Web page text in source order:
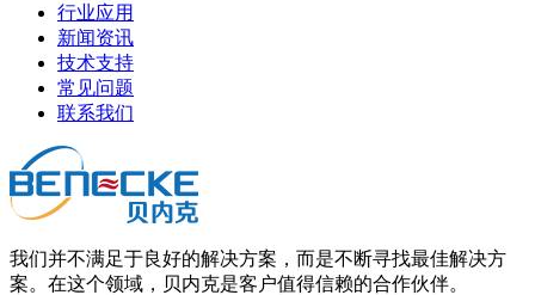
行业应用
新闻资讯
技术支持
常见问题
联系我们
我们并不满足于良好的解决方案，而是不断寻找最佳解决方
案。在这个领域，贝内克是客户值得信赖的合作伙伴。